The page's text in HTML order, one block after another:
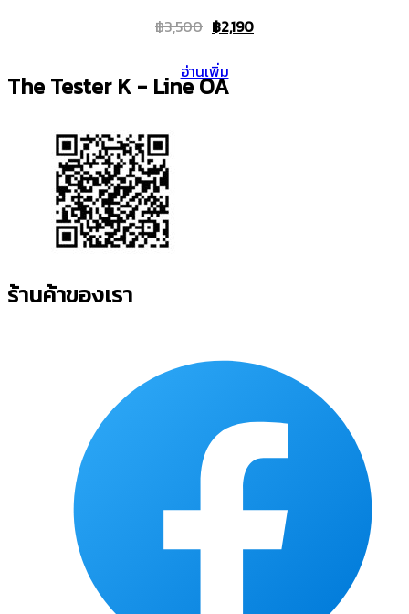
฿3,500 Original
was:
฿3,500.
฿2,190Current
อ่านเพิ่ม
The Tester K - Line OA
ร้านค้าของเรา